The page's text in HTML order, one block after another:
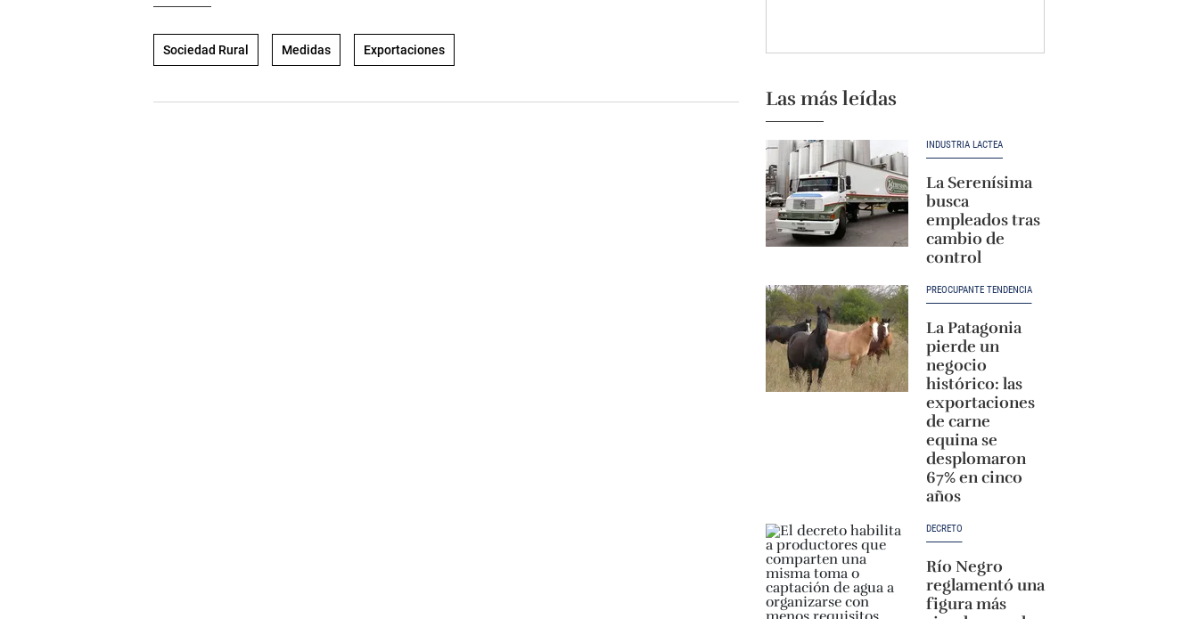
Sociedad Rural Medidas Exportaciones
Las más leídas
INDUSTRIA LÁCTEA
La Serenísima
busca
empleados tras
cambio de
control
PREOCUPANTE TENDENCIA
La Patagonia
pierde un
negocio
histórico: las
exportaciones
de carne
equina se
desplomaron
67% en cinco
años
DECRETO
Río Negro
reglamentó una
figura más